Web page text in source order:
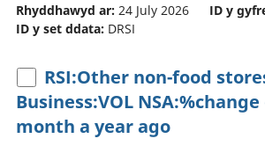
Rhyddhawyd ar: 24 July 2026 ID y
ID y set ddata: DRSI
RSI:Other non-food
Business:VOL
month a year ago